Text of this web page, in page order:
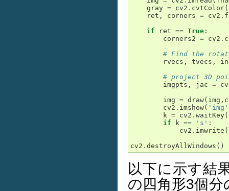
gray = cv2 . cvtColor(
ret , corners = cv2 .
if
ret == True :
corners2 = cv2 .
# Find the
rvecs , tvecs ,
# project 3D
imgpts , jac =
img = draw( img ,
cv2 . imshow( 'img'
k = cv2 . waitKey(
if
k == 's' :
cv2 . imwrite (
cv2 . destroyAllWindows ()
以下に示す結
の四角形3個